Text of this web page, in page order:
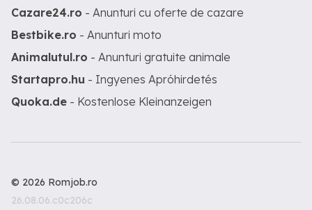
Cazare24.ro - Anunturi cu oferte de cazare
Bestbike.ro - Anunturi moto
Animalutul.ro - Anunturi gratuite animale
Startapro.hu - Ingyenes Apróhirdetés
Quoka.de - Kostenlose Kleinanzeigen
© 2026 Romjob.ro
26.08.06.c0c206c